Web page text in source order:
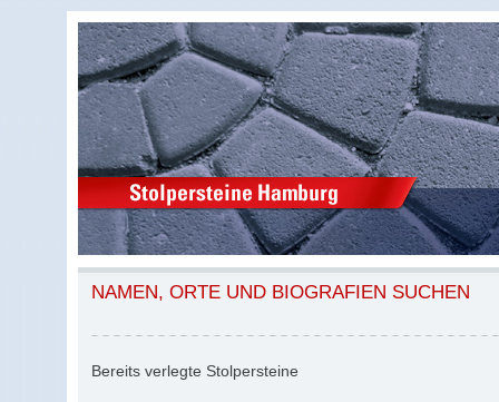
NAMEN, ORTE UND BIOGRAFIEN SUCHEN
Bereits verlegte Stolpersteine